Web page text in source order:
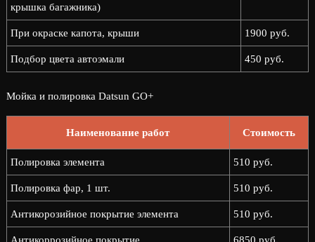
крышка багажника)
При окраске капота, крыши 1900 руб.
Подбор цвета автоэмали 450 руб.
Мойка и полировка Datsun GO+
Наименование работ Стоимость
Полировка элемента 510 руб.
Полировка фар, 1 шт. 510 руб.
Антикорозийное покрытие элемента 510 руб.